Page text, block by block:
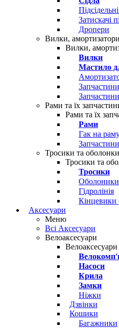
Затискачі
Дропери
Вилки, амортизатори
Вилки,
Вилки
Мастило
Рами та їх
Рами та їх
Рами
Гак на
Тросики та оболонки
Тросики та
Тросики
Оболоники
Гідролінія
Кінцевики
Аксесуари
Меню
Всі Аксесуари
Велоаксесуари
Велоаксесуари
Насоси
Крила
Замки
Ніжки
Дзвінки
Кошики
Багажники